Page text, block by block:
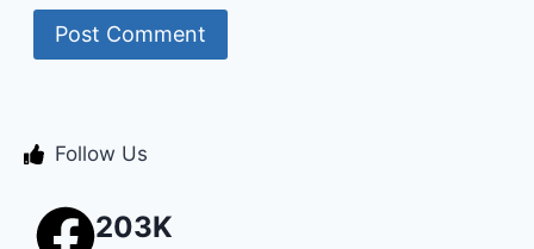
Follow Us
203K